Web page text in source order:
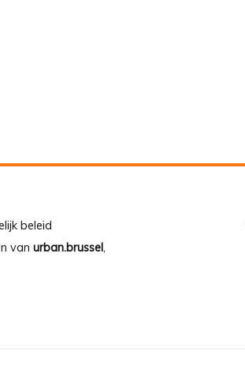
beleid
van urban.brussel,